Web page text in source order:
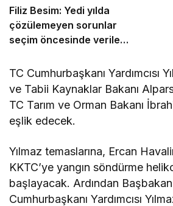
Filiz Besim: Yedi yılda
çözülemeyen sorunlar
seçim öncesinde verilen
TC Cumhurbaşkanı Yardımcısı
ve Tabii Kaynaklar Bakanı
TC Tarım ve Orman Bakanı
eşlik edecek.
Yılmaz temaslarına, Ercan
KKTC’ye yangın söndürme
başlayacak. Ardından
Cumhurbaşkanı Yardımcısı